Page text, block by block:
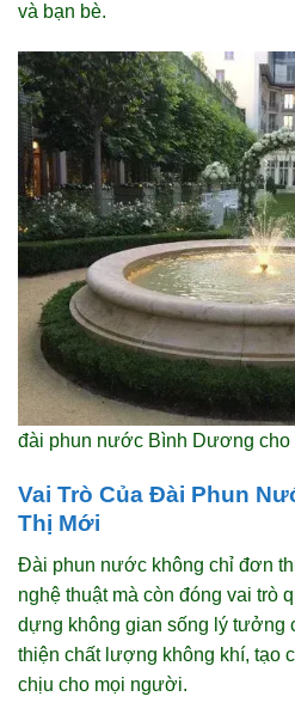
và bạn bè.
đài phun nước Bình Dương cho
Vai Trò Của Đài Phun
Thị Mới
Đài phun nước không chỉ đơn
nghệ thuật mà còn đóng vai trò
dựng không gian sống lý tưởng
thiện chất lượng không khí, tạo
chịu cho mọi người.